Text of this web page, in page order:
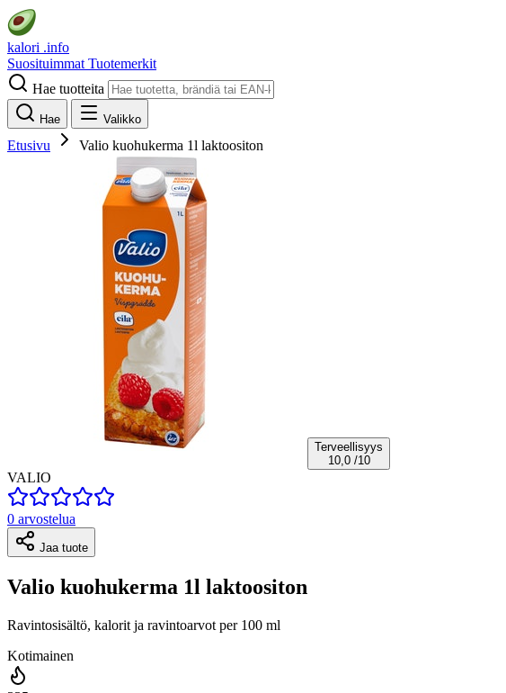
kalori .info
Suosituimmat Tuotemerkit
Hae tuotteita
Hae Valikko
Etusivu Valio kuohukerma 1l laktoositon
Terveellisyys
10,0 /10
VALIO
0 arvostelua
Jaa tuote
Valio kuohukerma 1l laktoositon
Ravintosisältö, kalorit ja ravintoarvot per 100 ml
Kotimainen